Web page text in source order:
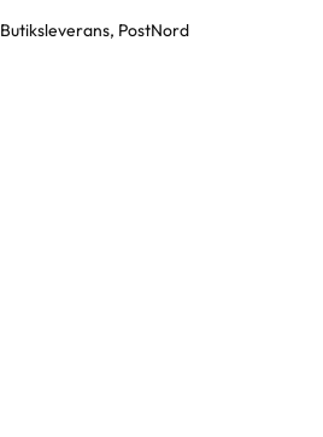
Butiksleverans, PostNord